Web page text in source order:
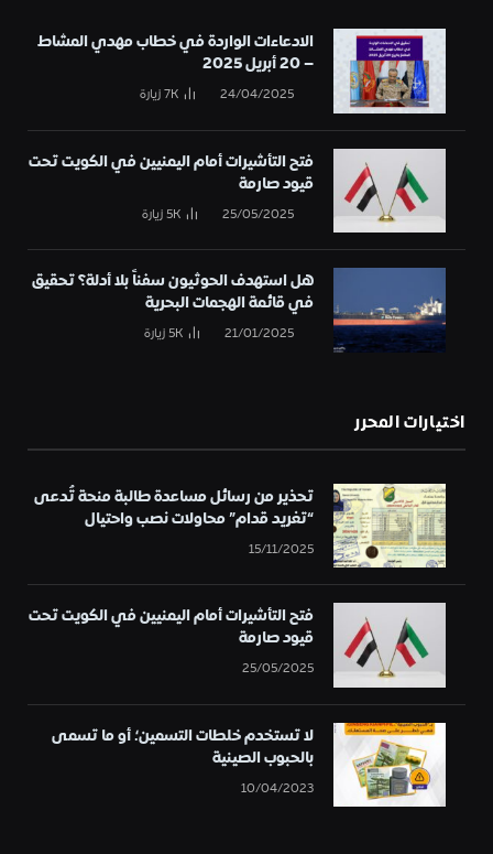
الادعاءات الواردة في خطاب مهدي المشاط
– 20 أبريل 2025
24/04/2025
7Kزيارة
فتح التأشيرات أمام اليمنيين في الكويت تحت
قيود صارمة
25/05/2025
5Kزيارة
هل استهدف الحوثيون سفناً بلا أدلة؟ تحقيق
في قائمة الهجمات البحرية
21/01/2025
5Kزيارة
اختيارات المحرر
تحذير من رسائل مساعدة طالبة منحة تُدعى
“تغريد قدام” محاولات نصب واحتيال
15/11/2025
فتح التأشيرات أمام اليمنيين في الكويت تحت
قيود صارمة
25/05/2025
لا تستخدم خلطات التسمين؛ أو ما تسمى
بالحبوب الصينية
10/04/2023